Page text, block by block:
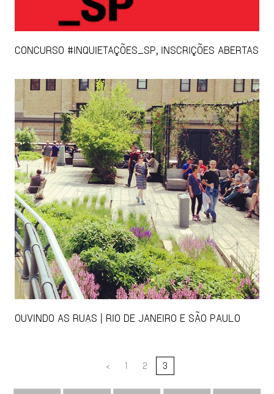
CONCURSO #INQUIETAÇÕES_SP, INSCRIÇÕES ABERTAS
OUVINDO AS RUAS | RIO DE JANEIRO E SÃO PAULO
< 1 2 3